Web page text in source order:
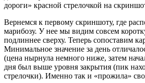
дороги» красной стрелочкой на
Вернемся к первому скриншоту, где
марибозу. У нее мы видим совсем
подлиннее сверху. Теперь сопоставим
Минимальное значение за день
(цена нырнула немного ниже, затем
дня был выше уровня закрытия (пик
стрелочки). Именно так и «прожила»